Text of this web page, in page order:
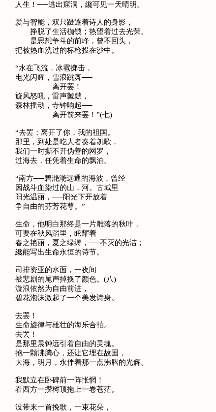
人生！──逃出窟洞，纔可见一天晴明。
爱与智能，双只蹑逐着诗人的身影，
挣脱了生活枷锁；热望着过去光荣。
是思想争斗的前峰，曾不回头，
把被热血洗过的标枪投在沙中。
“水在飞流，冰雹掷击，
电光闪耀，雪浪跳舞──
离开罢！
旋风怒吼，雷声虩虩，
森林摇动，寺钟响起──
离开前来罢！”(七)
“去罢；离开了你，我的祖国。
那里，到处是吃人者奏着凯歌，
我们一时撕不开伪善的网罗，
过海去，任凭着生命的飘泊。
“南方──碧滟滟远通的海波，曾经
因战斗血染过的山，河。古城里
阳光温丽，──阳光下开放着
争自由的芬芳花萼。”
生命，他明白那终是一片雕落的秋叶，
可要在秋风蹈里，眩耀着
春之艳丽，夏之绿缛，──不灭的光洁；
纔能写出生命永恒的诗节。
司排资亚的水面，一夜间
被悲剧的尾声掉换了颜色。(八)
漩浪依然为自由前进，
碧花泡沫激起了一个美发诗身。
去罢！
生命旋律与雄壮的海乐合拍。
去罢！
是那里晨钟远引着自由的灵魂。
抱一颗沸腾心，还让它埋在故国，
大海，明月，永伴着那一点沸腾的光辉。
我默立在卧碑前一阵怅惘！
看西方一攒树顶拖上一卷苍茫。
没带来一首挽歌，一束花朵，